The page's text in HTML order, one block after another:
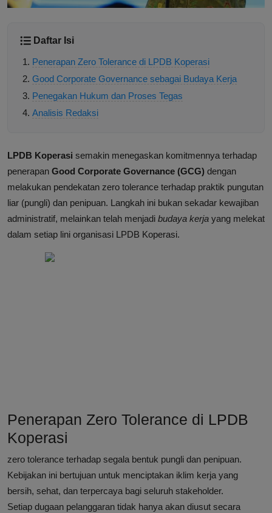
Daftar Isi
Penerapan Zero Tolerance di LPDB Koperasi
Good Corporate Governance sebagai Budaya Kerja
Penegakan Hukum dan Proses Tegas
Analisis Redaksi
LPDB Koperasi semakin menegaskan komitmennya terhadap
penerapan Good Corporate Governance (GCG) dengan
melakukan pendekatan zero tolerance terhadap praktik pungutan
liar (pungli) dan penipuan. Langkah ini bukan sekadar kewajiban
administratif, melainkan telah menjadi budaya kerja yang melekat
dalam setiap lini organisasi LPDB Koperasi.
Penerapan Zero Tolerance di LPDB
Koperasi
zero tolerance terhadap segala bentuk pungli dan penipuan.
Kebijakan ini bertujuan untuk menciptakan iklim kerja yang
bersih, sehat, dan terpercaya bagi seluruh stakeholder.
Setiap dugaan pelanggaran tidak hanya akan diusut secara